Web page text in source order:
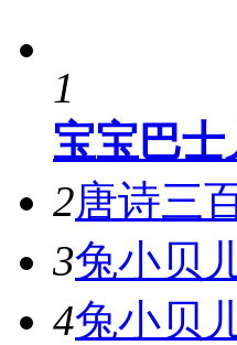
1
宝宝巴
2唐诗三
3兔小贝
4兔小贝